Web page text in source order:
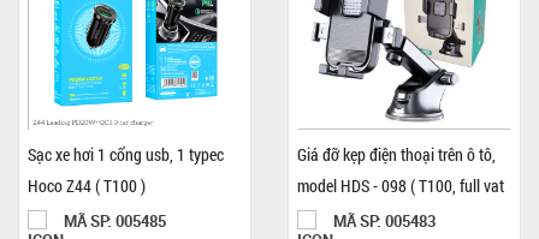
Sạc xe hơi 1 cổng usb, 1 typec
Hoco Z44 ( T100 )
MÃ SP: 005485
Giá đỡ kẹp điện thoại trên ô tô,
model HDS - 098 ( T100, full vat
)
MÃ SP: 005483